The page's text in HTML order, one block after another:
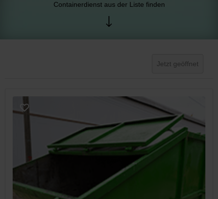
Containerdienst aus der Liste finden
Jetzt geöffnet